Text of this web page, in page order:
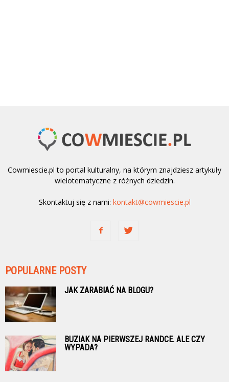
Cowmiescie.pl to portal kulturalny, na którym znajdziesz artykuły
wielotematyczne z różnych dziedzin.
Skontaktuj się z nami: kontakt@cowmiescie.pl
POPULARNE POSTY
JAK ZARABIAĆ NA BLOGU?
BUZIAK NA PIERWSZEJ RANDCE. ALE CZY
WYPADA?